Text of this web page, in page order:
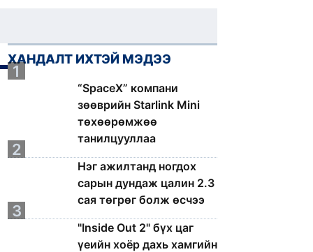
ХАНДАЛТ ИХТЭЙ МЭДЭЭ
1
“SpaceX” компани
зөөврийн Starlink Mini
төхөөрөмжөө
танилцууллаа
2
Нэг ажилтанд ногдох
сарын дундаж цалин 2.3
сая төгрөг болж өсчээ
3
"Inside Out 2" бүх цаг
үеийн хоёр дахь хамгийн